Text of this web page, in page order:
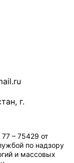
г.
– 75429 от
по надзору
и массовых